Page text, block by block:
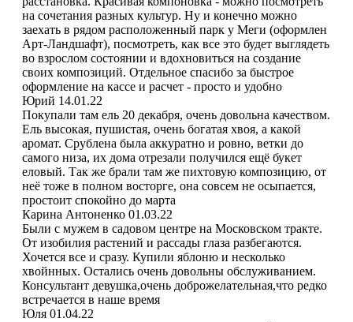
на сочетания разных культур. Ну и конечно можно
заехать в рядом расположенный парк у Меги (оформлен
Арт-Ландшафт), посмотреть, как все это будет выглядеть
во взрослом состоянии и вдохновиться на создание
своих композиций. Отдельное спасибо за быстрое
оформление на кассе и расчет - просто и удобно
Юрий 14.01.22
Покупали там ель 20 декабря, очень довольна качеством.
Ель высокая, пушистая, очень богатая хвоя, а какой
аромат. Срублена была аккуратно и ровно, ветки до
самого низа, их дома отрезали получился ещё букет
еловый. Так же брали там же пихтовую композицию, от
неё тоже в полном восторге, она совсем не осыпается,
простоит спокойно до марта
Карина Антоненко 01.03.22
Были с мужем в садовом центре на Московском тракте.
От изобилия растений и рассады глаза разбегаются.
Хочется все и сразу. Купили яблоню и несколько
хвойнных. Остались очень довольны обслуживанием.
Консультант девушка,очень доброжелательная,что редко
встречается в наше время
Юля 01.04.22